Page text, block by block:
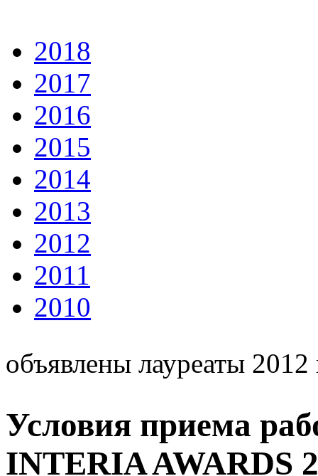
2018
2017
2016
2015
2014
2013
2012
2011
2010
объявлены лауреаты 2012
Условия приема
INTERIA AWARDS